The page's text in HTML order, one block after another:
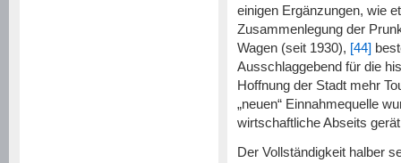
einigen Ergänzungen, wie
Zusammenlegung der
Wagen (seit 1930), [44]
Ausschlaggebend für die
Hoffnung der Stadt mehr
„neuen“ Einnahmequelle
wirtschaftliche Abseits
Der Vollständigkeit halber